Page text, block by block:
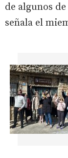
de algunos
señala el